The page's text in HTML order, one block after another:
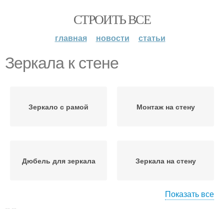
СТРОИТЬ ВСЕ
главная новости статьи
Зеркала к стене
Зеркало с рамой Монтаж на стену
Дюбель для зеркала Зеркала на стену
Показать все